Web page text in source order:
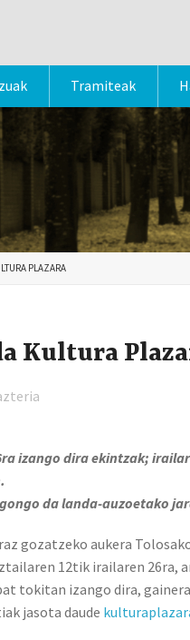
Tramiteak
PLAZARA
Kultura
izango dira ekintzak;
da landa-auzoetako
gozatzeko aukera
12tik irailaren
tokitan izango dira,
jasota daude